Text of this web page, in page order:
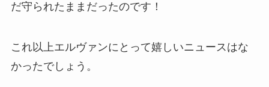
だ守られたままだったのです！
これ以上エルヴァンにとって嬉しいニュースはな
かったでしょう。